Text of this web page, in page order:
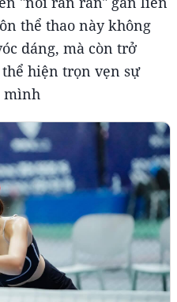
thể thao này không
dáng, mà còn trở
hiện trọn vẹn sự
mình